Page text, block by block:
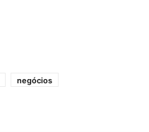
negócios